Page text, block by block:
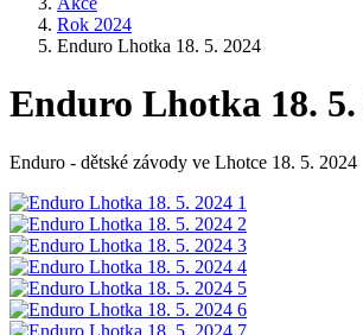
Rok 2024
Enduro Lhotka 18. 5. 2024
Enduro Lhotka 18. 5.
Enduro - dětské závody ve Lhotce 18. 5. 2024